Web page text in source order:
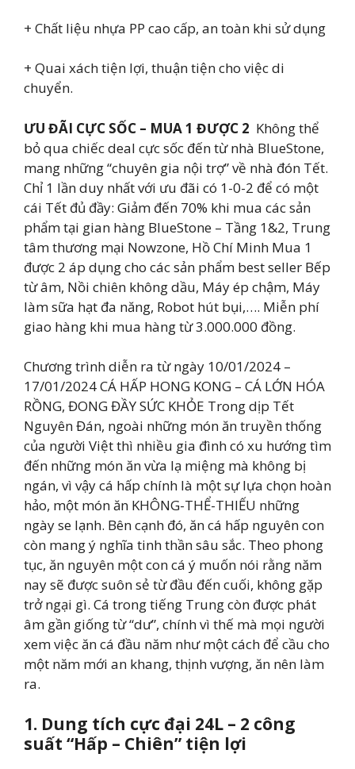
+ Chất liệu nhựa PP cao cấp, an toàn khi sử dụng
+ Quai xách tiện lợi, thuận tiện cho việc di
chuyển.
ƯU ĐÃI CỰC SỐC – MUA 1 ĐƯỢC 2 ️ Không thể
bỏ qua chiếc deal cực sốc đến từ nhà BlueStone,
mang những “chuyên gia nội trợ” về nhà đón Tết.
Chỉ 1 lần duy nhất với ưu đãi có 1-0-2 để có một
cái Tết đủ đầy: Giảm đến 70% khi mua các sản
phẩm tại gian hàng BlueStone – Tầng 1&2, Trung
tâm thương mại Nowzone, Hồ Chí Minh Mua 1
được 2 áp dụng cho các sản phẩm best seller Bếp
từ âm, Nồi chiên không dầu, Máy ép chậm, Máy
làm sữa hạt đa năng, Robot hút bụi,…. Miễn phí
giao hàng khi mua hàng từ 3.000.000 đồng.
Chương trình diễn ra từ ngày 10/01/2024 –
17/01/2024 CÁ HẤP HONG KONG – CÁ LỚN HÓA
RỒNG, ĐONG ĐẦY SỨC KHỎE Trong dịp Tết
Nguyên Đán, ngoài những món ăn truyền thống
của người Việt thì nhiều gia đình có xu hướng tìm
đến những món ăn vừa lạ miệng mà không bị
ngán, vì vậy cá hấp chính là một sự lựa chọn hoàn
hảo, một món ăn KHÔNG-THỂ-THIẾU những
ngày se lạnh. Bên cạnh đó, ăn cá hấp nguyên con
còn mang ý nghĩa tinh thần sâu sắc. Theo phong
tục, ăn nguyên một con cá ý muốn nói rằng năm
nay sẽ được suôn sẻ từ đầu đến cuối, không gặp
trở ngại gì. Cá trong tiếng Trung còn được phát
âm gần giống từ “dư”, chính vì thế mà mọi người
xem việc ăn cá đầu năm như một cách để cầu cho
một năm mới an khang, thịnh vượng, ăn nên làm
ra.
1. Dung tích cực đại 24L – 2 công
suất “Hấp – Chiên” tiện lợi